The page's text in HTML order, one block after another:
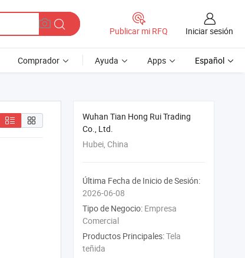
Publicar mi RFQ Iniciar sesión
Comprador Ayuda Apps Español
Wuhan Tian Hong Rui Trading
Co., Ltd.
Hubei, China
Última Fecha de Inicio de Sesión:
2026-06-08
Tipo de Negocio: Empresa
Comercial
Productos Principales:Tela
teñida